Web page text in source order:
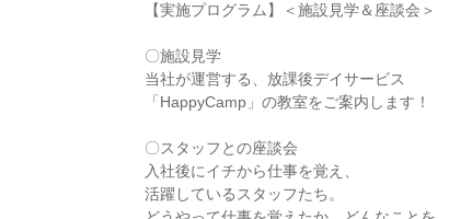
【実施プログラム】＜施設見学＆座談会＞
〇施設見学
当社が運営する、放課後デイサービス
「HappyCamp」の教室をご案内します！
〇スタッフとの座談会
入社後にイチから仕事を覚え、
活躍しているスタッフたち。